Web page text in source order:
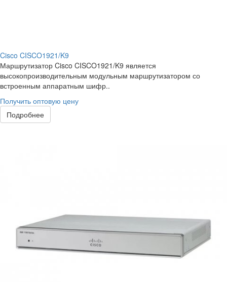
Cisco CISCO1921/K9
Маршрутизатор Cisco CISCO1921/K9 является
высокопроизводительным модульным маршрутизатором со
встроенным аппаратным шифр..
Получить оптовую цену
Подробнее